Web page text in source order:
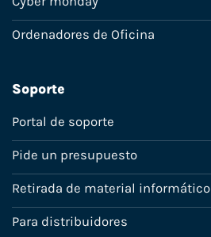
Ordenadores de Oficina
Soporte
Portal de soporte
Pide un presupuesto
Retirada de material informático
Para distribuidores